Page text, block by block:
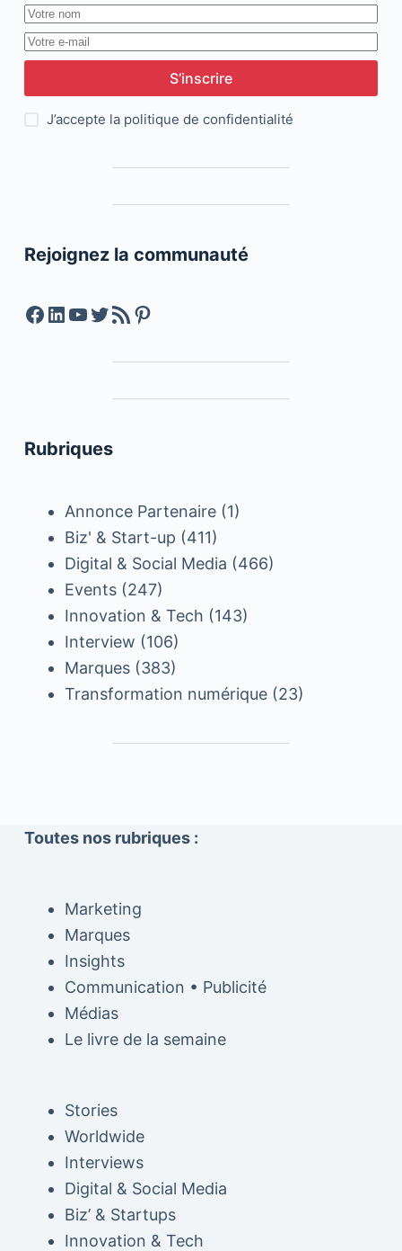
S’inscrire
J’accepte la politique de confidentialité
Rejoignez la communauté
Facebook
LinkedIn
YouTube
Twitter
Feed RSSPinterest
Rubriques
Annonce Partenaire(1)
Biz' & Start-up (411)
Digital & Social Media (466)
Events(247)
Innovation & Tech (143)
Interview (106)
Marques(383)
Transformation numérique(23)
Toutes nos rubriques :
Marketing
Marques
Insights
Communication • Publicité
Médias
Le livre de la semaine
Stories
Worldwide
Interviews
Digital & Social Media
Biz’ & Startups
Innovation & Tech